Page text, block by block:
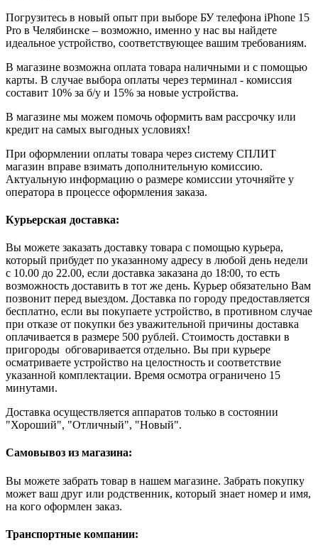
Погрузитесь в новый опыт при выборе БУ телефона iPhone 15
Pro в Челябинске – возможно, именно у нас вы найдете
идеальное устройство, соответствующее вашим требованиям.
В магазине возможна оплата товара наличными и с помощью
карты. В случае выбора оплаты через терминал - комиссия
составит 10% за б/у и 15% за новые устройства.
В магазине мы можем помочь оформить вам рассрочку или
кредит на самых выгодных условиях!
При оформлении оплаты товара через систему СПЛИТ
магазин вправе взимать дополнительную комиссию.
Актуальную информацию о размере комиссии уточняйте у
оператора в процессе оформления заказа.
Курьерская доставка:
Вы можете заказать доставку товара с помощью курьера,
который прибудет по указанному адресу в любой день недели
с 10.00 до 22.00, если доставка заказана до 18:00, то есть
возможность доставить в тот же день. Курьер обязательно Вам
позвонит перед выездом. Доставка по городу предоставляется
бесплатно, если вы покупаете устройство, в противном случае
при отказе от покупки без уважительной причины доставка
оплачивается в размере 500 рублей. Стоимость доставки в
пригороды обговаривается отдельно. Вы при курьере
осматриваете устройство на целостность и соответствие
указанной комплектации. Время осмотра ограничено 15
минутами.
Доставка осуществляется аппаратов только в состоянии
"Хороший", "Отличный", "Новый".
Самовывоз из магазина:
Вы можете забрать товар в нашем магазине. Забрать покупку
может ваш друг или родственник, который знает номер и имя,
на кого оформлен заказ.
Транспортные компании: